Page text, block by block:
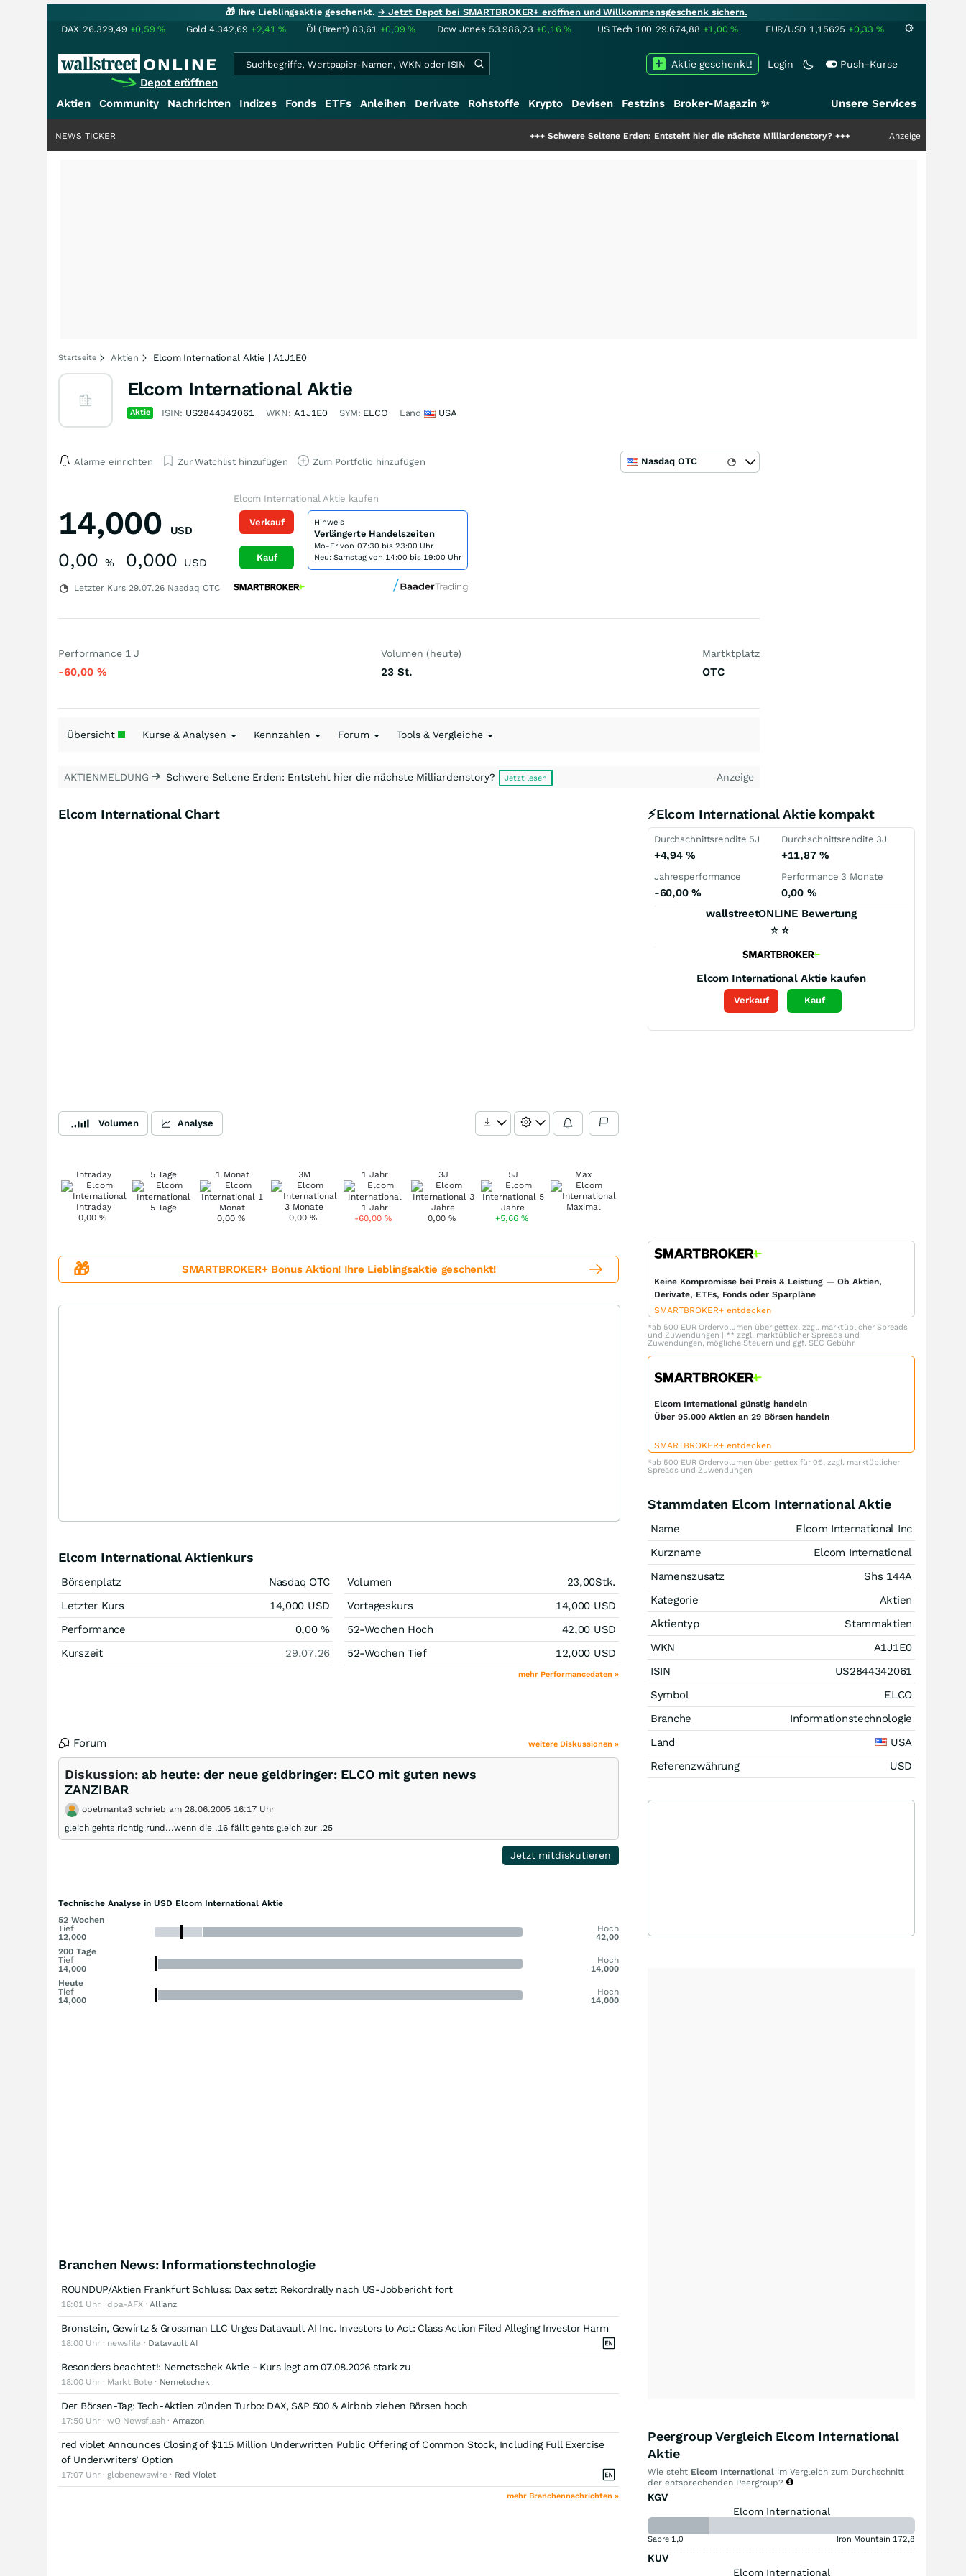
🎁 Ihre Lieblingsaktie geschenkt.→ Jetzt Depot bei SMARTBROKER+ eröffnen und Willkommensgeschenk sichern.
DAX 26.329,49 +0,59% Gold 4.342,69 +2,41% Öl (Brent) 83,61 +0,09% Dow Jones 53.986,23 +0,16% US Tech 100 29.674,88 +1,00% EUR/USD 1,15625 +0,33 %
Depot eröffnen
Login Push-Kurse
Aktie geschenkt!
Aktien Community Nachrichten Indizes Fonds ETFs Anleihen Derivate Rohstoffe Krypto Devisen Festzins Broker-Magazin ✨ Unsere Services
Schwere Seltene Erden: Entsteht hier die nächste Milliardenstory?+++ Anzeige
NEWS TICKER
Startseite Aktien Elcom International Aktie | A1J1E0
Elcom International Aktie
Aktie ISIN: US2844342061 WKN: A1J1E0 SYM: ELCO Land USA
Alarme einrichten Zur Watchlist hinzufügen Zum Portfolio hinzufügen Nasdaq OTC
14,000 USD
0,00 % 0,000 USD
Letzter Kurs 29.07.26 Nasdaq OTC
Elcom International Aktie kaufen
Verkauf
Kauf
Hinweis
Verlängerte Handelszeiten
Mo-Fr von 07:30 bis 23:00 Uhr
Neu: Samstag von 14:00 bis 19:00 Uhr
Performance 1 J
-60,00 %
Volumen (heute)
23St.
Martktplatz
OTC
Übersicht Kurse & Analysen Kennzahlen Forum Tools & Vergleiche
AKTIENMELDUNG Schwere Seltene Erden: Entsteht hier die nächste Milliardenstory? Jetzt lesen Anzeige
Elcom International Chart
Volumen Analyse
Intraday
0,00%
5 Tage 1 Monat
0,00 %
3M
0,00 %
1 Jahr
-60,00%
3J
0,00%
5J
+5,66 %
Max
⚡Elcom International Aktie kompakt
Durchschnittsrendite 5J
+4,94%
Durchschnittsrendite 3J
+11,87 %
Jahresperformance
-60,00 %
Performance 3 Monate
0,00 %
wallstreetONLINE Bewertung
⭐ ⭐
Elcom International Aktie kaufen
Verkauf Kauf
🎁 SMARTBROKER+ Bonus Aktion! Ihre Lieblingsaktie geschenkt!
Elcom International Aktienkurs
Börsenplatz
Nasdaq OTC
Letzter Kurs
14,000 USD
Performance
0,00%
Kurszeit
29.07.26
Volumen 23,00Stk.
Vortageskurs
14,000 USD
52-Wochen Hoch
42,00 USD
52-Wochen Tief
12,000 USD
mehr Performancedaten »
Forum weitere Diskussionen »
Diskussion: ab heute: der neue geldbringer: ELCO mit guten news
ZANZIBAR
opelmanta3 schrieb am 28.06.2005 16:17 Uhr
gleich gehts richtig rund...wenn die .16 fällt gehts gleich zur .25
Jetzt mitdiskutieren
Technische Analyse in USD Elcom International Aktie
52 Wochen
Tief
12,000
Hoch
42,00
200 Tage
Tief
14,000
Hoch
14,000
Heute
Tief
14,000
Hoch
14,000
Branchen News: Informationstechnologie
ROUNDUP/Aktien Frankfurt Schluss: Dax setzt Rekordrally nach US-Jobbericht fort
18:01 Uhr · dpa-AFX ·Allianz
Bronstein, Gewirtz & Grossman LLC Urges Datavault AI Inc. Investors to Act: Class Action Filed Alleging Investor Harm
18:00 Uhr · newsfile · Datavault AI
Besonders beachtet!: Nemetschek Aktie - Kurs legt am 07.08.2026 stark zu
18:00 Uhr · Markt Bote · Nemetschek
Der Börsen-Tag: Tech-Aktien zünden Turbo: DAX, S&P 500 & Airbnb ziehen Börsen hoch
17:50 Uhr · wO Newsflash · Amazon
red violet Announces Closing of $115 Million Underwritten Public Offering of Common Stock, Including Full Exercise
of Underwriters’ Option
17:07 Uhr · globenewswire · Red Violet
mehr Branchennachrichten »
Keine Kompromisse bei Preis & Leistung — Ob Aktien,
Derivate, ETFs, Fonds oder Sparpläne
SMARTBROKER+ entdecken
*ab 500 EUR Ordervolumen über gettex, zzgl. marktüblicher Spreads
und Zuwendungen | ** zzgl. marktüblicher Spreads und
Zuwendungen, mögliche Steuern und ggf. SEC Gebühr
Elcom International günstig handeln
Über 95.000 Aktien an 29 Börsen handeln
SMARTBROKER+ entdecken
*ab 500 EUR Ordervolumen über gettex für 0€, zzgl. marktüblicher
Spreads und Zuwendungen
Stammdaten Elcom International Aktie
Name
Elcom International Inc
Kurzname
Elcom International
Namenszusatz
Shs 144A
Kategorie
Aktien
Aktientyp
Stammaktien
WKN
A1J1E0
ISIN
US2844342061
Symbol
ELCO
Branche
Informationstechnologie
Land
USA
Referenzwährung
USD
Peergroup Vergleich Elcom International
Aktie
Wie steht Elcom International im Vergleich zum Durchschnitt
der entsprechenden Peergroup?
KGV
Elcom International
Sabre 1,0 Iron Mountain 172,8
KUV
Elcom International